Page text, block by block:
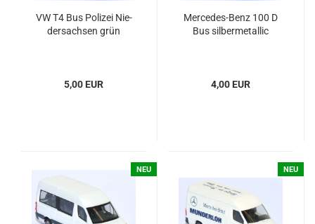
VW T4 Bus Po­li­zei Nie­
der­sach­sen grün
5,00 EUR
Mercedes-​​Benz 100 D
Bus sil­ber­me­tal­lic
4,00 EUR
NEU NEU